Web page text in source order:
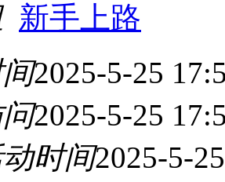
新手上路
2025-5-25
2025-5-25
动时间2025-5-